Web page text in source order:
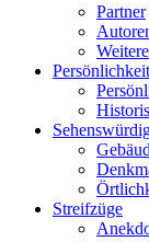
Partner
Streifzüge